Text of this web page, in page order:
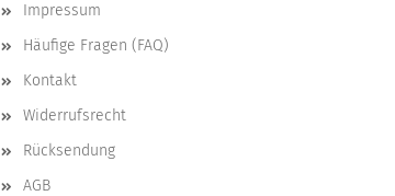
Impressum
Häufige Fragen (FAQ)
Kontakt
Widerrufsrecht
Rücksendung
AGB